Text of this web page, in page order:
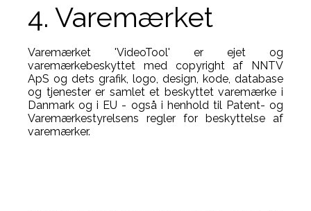
4. Varemærket
Varemærket 'VideoTool' er ejet og
varemærkebeskyttet med copyright af NNTV
ApS og dets grafik, logo, design, kode, database
og tjenester er samlet et beskyttet varemærke i
Danmark og i EU - også i henhold til Patent- og
Varemærkestyrelsens regler for beskyttelse af
varemærker.